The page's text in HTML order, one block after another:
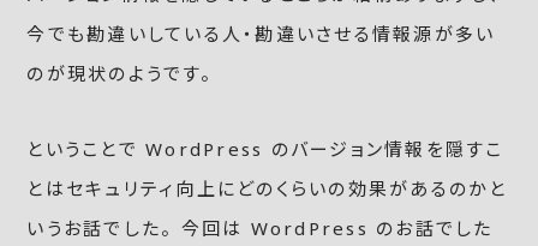
今でも勘違いしている人・勘違いさせる情報源が多い
のが現状のようです。
ということで WordPress のバージョン情報を隠すこ
とはセキュリティ向上にどのくらいの効果があるのかと
いうお話でした。 今回は WordPress のお話でした